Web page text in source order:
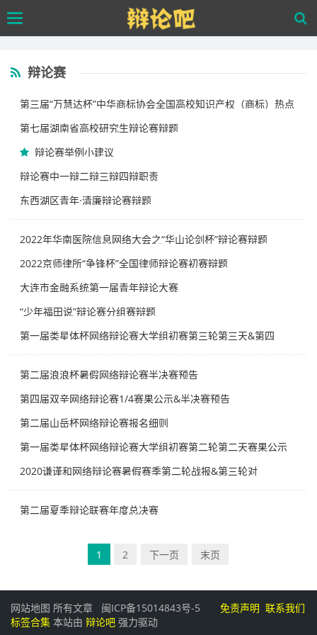
to
main
Toggle
辩论赛
第三届“万慧达杯”中华商标协会全国高校知识产权（商标）热点
问
第七届湖南省高校研究生辩论赛辩题
辩论赛举例小建议
辩论赛中一辩二辩三辩四辩职责
东西湖区青年·清廉辩论赛辩题
2022年华南医院信息网络大会之“华山论剑杯”辩论赛辩题
2022京师律所“争锋杯”全国律师辩论赛初赛辩题
大连市金融系统第一届青年辩论大赛
“少年福田说”辩论赛分组赛辩题
第一届类星体杯网络辩论赛大学组初赛第三轮第三天&第四
第二届浪浪杯暑假网络辩论赛半决赛预告
第四届双辛网络辩论赛1/4赛果公示&半决赛预告
第二届山岳杯网络辩论赛报名细则
第一届类星体杯网络辩论赛大学组初赛第二轮第二天赛果公示
2020谦谨和网络辩论赛暑假赛季第二轮战报&第三轮对
第二届夏季辩论联赛年度总决赛
1 2 下一页 末页
网站地图 所有文章 闽ICP备15014843号-5 免责声明 联系我们
标签合集 本站由 辩论吧 强力驱动